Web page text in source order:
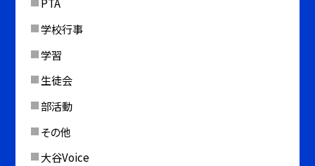
PTA
学校行事
学習
生徒会
部活動
その他
大谷Voice